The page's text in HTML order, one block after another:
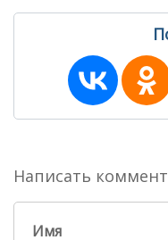
Написать
Имя